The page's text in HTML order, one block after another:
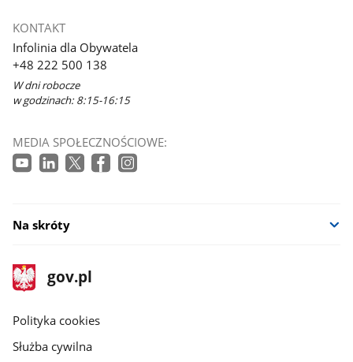
KONTAKT
Infolinia dla Obywatela
+48 222 500 138
W dni robocze
w godzinach: 8:15-16:15
MEDIA SPOŁECZNOŚCIOWE:
Na skróty
stopka
gov.pl
Strona
gov.pl
gov.pl
Polityka cookies
Służba cywilna